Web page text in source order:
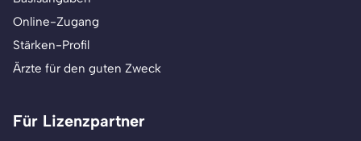
Online-Zugang
Stärken-Profil
Ärzte für den guten Zweck
Für Lizenzpartner